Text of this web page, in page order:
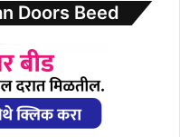
Doors Beed